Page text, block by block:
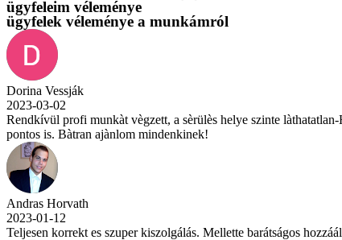
ügyfeleim véleménye
ügyfelek véleménye a munkámról
Dorina Vessják
2023-03-02
Rendkívül profi munkàt vègzett, a sèrülès helye szinte
pontos is. Bàtran ajànlom mindenkinek!
Andras Horvath
2023-01-12
Teljesen korrekt es szuper kiszolgálás. Mellette barátságos